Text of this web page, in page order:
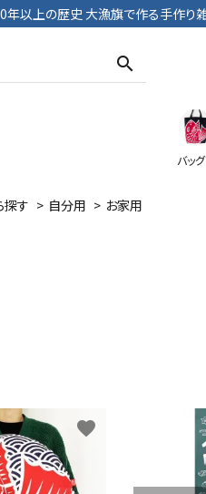
年以上の歴史 大漁旗で作る手作り
search
バッグ
うず デニム
探す > 自分用 > お家用
favorite